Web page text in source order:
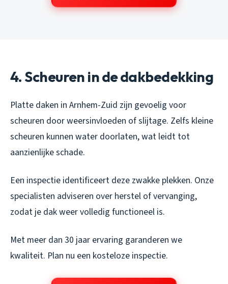
4. Scheuren in de dakbedekking
Platte daken in Arnhem-Zuid zijn gevoelig voor
scheuren door weersinvloeden of slijtage. Zelfs kleine
scheuren kunnen water doorlaten, wat leidt tot
aanzienlijke schade.
Een inspectie identificeert deze zwakke plekken. Onze
specialisten adviseren over herstel of vervanging,
zodat je dak weer volledig functioneel is.
Met meer dan 30 jaar ervaring garanderen we
kwaliteit. Plan nu een kosteloze inspectie.